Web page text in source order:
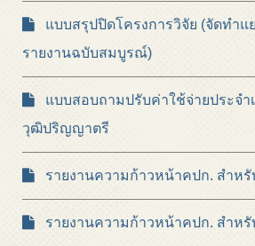
แบบสรุปปิดโครงการวิจัย (จัดทำแ
รายงานฉบับสมบูรณ์)
แบบสอบถามปรับค่าใช้จ่ายประจ
วุฒิปริญญาตรี
รายงานความก้าวหน้าคปก. สำหรั
รายงานความก้าวหน้าคปก. สำหรั